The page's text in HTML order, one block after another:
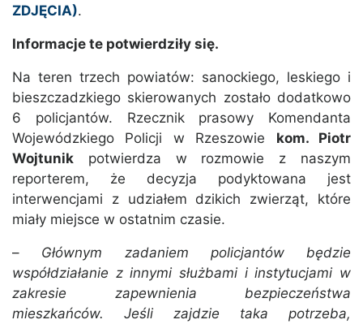
ZDJĘCIA).
Informacje te potwierdziły się.
Na teren trzech powiatów: sanockiego, leskiego i
bieszczadzkiego skierowanych zostało dodatkowo
6 policjantów. Rzecznik prasowy Komendanta
Wojewódzkiego Policji w Rzeszowie kom. Piotr
Wojtunik potwierdza w rozmowie z naszym
reporterem, że decyzja podyktowana jest
interwencjami z udziałem dzikich zwierząt, które
miały miejsce w ostatnim czasie.
– Głównym zadaniem policjantów będzie
współdziałanie z innymi służbami i instytucjami w
zakresie zapewnienia bezpieczeństwa
mieszkańców. Jeśli zajdzie taka potrzeba,